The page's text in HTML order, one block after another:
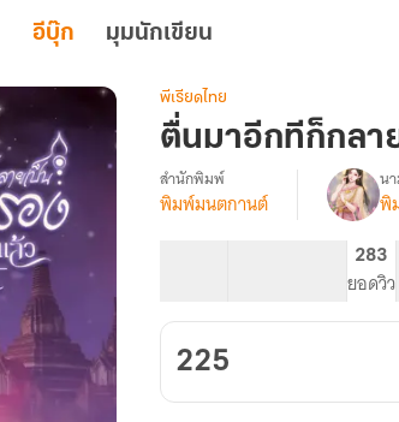
อีบุ๊ก มุมนักเขียน
พีเรียดไทย
ตื่นมาอีกทีก็กลา
เรื่อง
ก็
กลาย
เป็น
เมีย
สำนักพิมพ์
พิมพ์มนตกานต์
น
พิ
283
ยอดวิว
225